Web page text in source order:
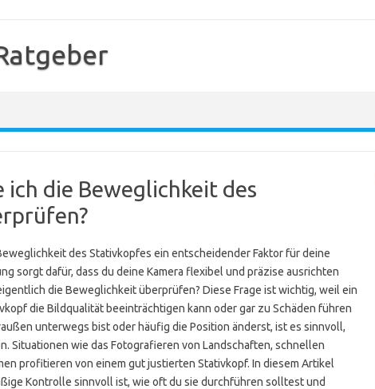
die Beweglichkeit des
des Stativkopfes ein entscheidender Faktor für deine
sorgt dafür, dass du deine Kamera flexibel und präzise ausrichten
die Beweglichkeit überprüfen? Diese Frage ist wichtig, weil ein
die Bildqualität beeinträchtigen kann oder gar zu Schäden führen
unterwegs bist oder häufig die Position änderst, ist es sinnvoll,
Situationen wie das Fotografieren von Landschaften, schnellen
profitieren von einem gut justierten Stativkopf. In diesem Artikel
Kontrolle sinnvoll ist, wie oft du sie durchführen solltest und